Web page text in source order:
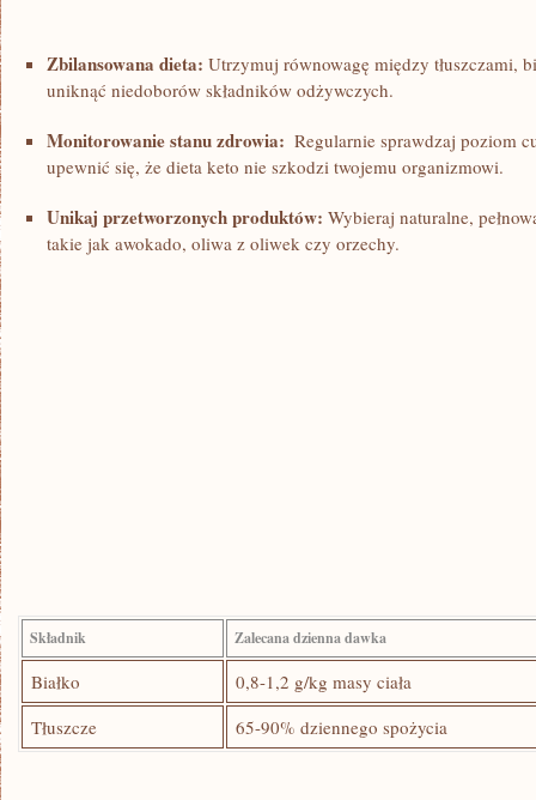
Zbilansowana dieta: Utrzymuj równowagę między tłuszczami,
uniknąć niedoborów składników odżywczych.
Monitorowanie stanu zdrowia:
Regularnie ‌sprawdzaj poziom
upewnić się, ‍że⁣ dieta keto nie szkodzi twojemu organizmowi.
Unikaj przetworzonych produktów: Wybieraj naturalne,
takie⁤ jak awokado, oliwa z oliwek czy orzechy.
Składnik Zalecana‌ dzienna dawka
Białko
0,8-1,2 g/kg masy‍ ciała
Tłuszcze
65-90% dziennego spożycia